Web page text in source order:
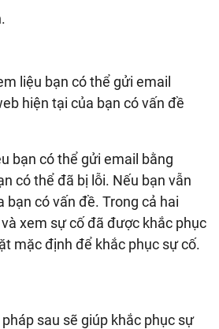
liệu bạn có thể gửi email
hiện tại của bạn có vấn đề
bạn có thể gửi email bằng
có thể đã bị lỗi. Nếu bạn vẫn
có vấn đề. Trong cả hai
xem sự cố đã được khắc phục
mặc định để khắc phục sự cố.
sau sẽ giúp khắc phục sự